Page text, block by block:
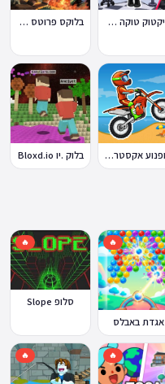
טיקטוק טוקה בוקה בלוקס פרוטס Blox Fruits
אופנוע אקסטרים Moto X3M בלוק .יו Bloxd.io
🔥
אגדת באבלס
🔥
סלופ Slope
🔥
🔥